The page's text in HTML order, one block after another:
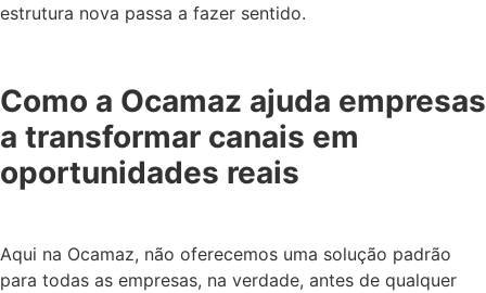
estrutura nova passa a fazer sentido.
Como a Ocamaz ajuda empresas
a transformar canais em
oportunidades reais
Aqui na Ocamaz, não oferecemos uma solução padrão
para todas as empresas, na verdade, antes de qualquer